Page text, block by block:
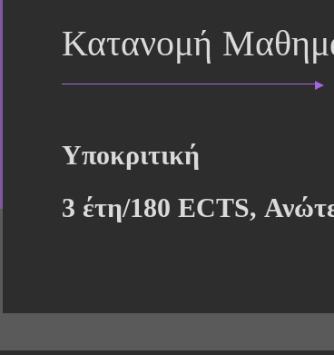
Κατανομή
Υποκριτική
3 έτη/180 ECTS,